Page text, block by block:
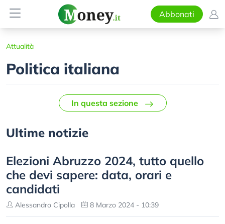
Abbonati
Attualità
Politica italiana
In questa sezione
Ultime notizie
Elezioni Abruzzo 2024, tutto quello
che devi sapere: data, orari e
candidati
Alessandro Cipolla 8 Marzo 2024 - 10:39